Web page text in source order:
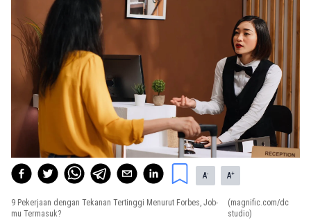
A- A+
9 Pekerjaan dengan Tekanan Tertinggi Menurut Forbes, Job-
mu Termasuk?
(magnific.com/dc
studio)